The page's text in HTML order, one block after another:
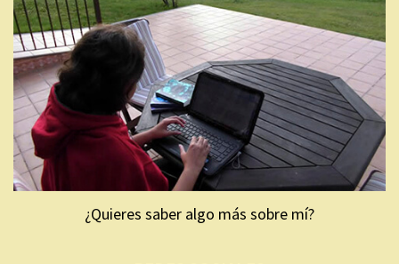
¿Quieres saber algo más sobre mí?